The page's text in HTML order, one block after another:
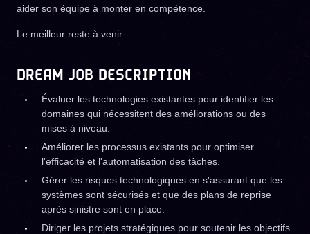
aider son équipe à monter en compétence.
Le meilleur reste à venir :
DREAM JOB DESCRIPTION
Évaluer les technologies existantes pour identifier les
domaines qui nécessitent des améliorations ou des
mises à niveau.
Améliorer les processus existants pour optimiser
l'efficacité et l'automatisation des tâches.
Gérer les risques technologiques en s'assurant que les
systèmes sont sécurisés et que des plans de reprise
après sinistre sont en place.
Diriger les projets stratégiques pour soutenir les objectifs